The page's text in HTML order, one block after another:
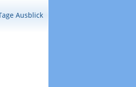
Ausblick